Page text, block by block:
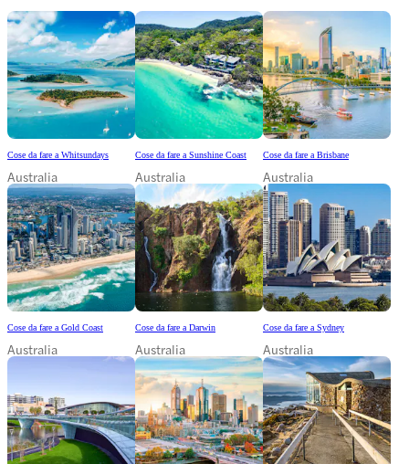
Cose da fare a Whitsundays
Australia
Cose da fare a Sunshine Coast
Australia
Cose da fare a Brisbane
Australia
Cose da fare a Gold Coast
Australia
Cose da fare a Darwin
Australia
Cose da fare a Sydney
Australia